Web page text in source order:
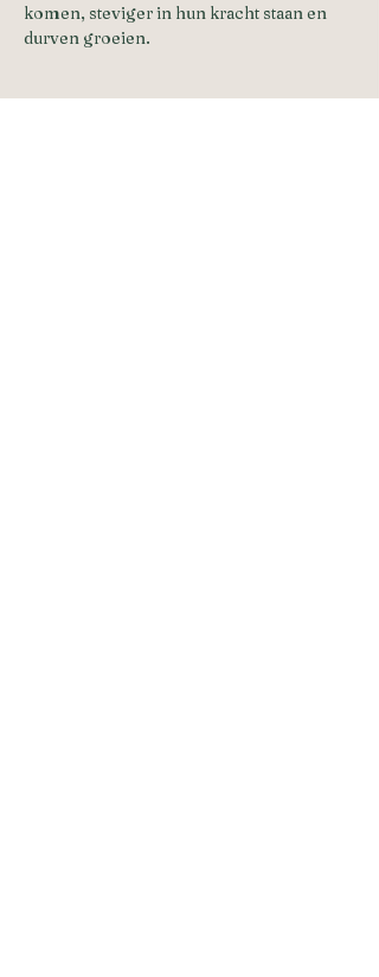
komen, steviger in hun kracht staan en
durven groeien.